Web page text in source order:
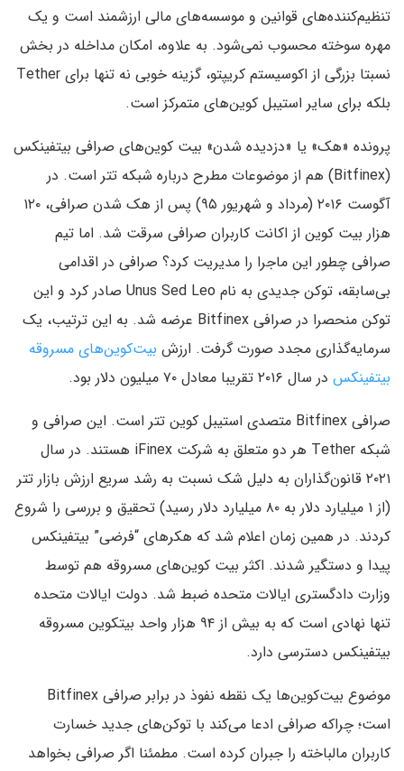
تنظیم‌کننده‌های قوانین و موسسه‌های مالی ارزشمند است و یک
مهره سوخته محسوب نمی‌شود. به علاوه، امکان مداخله در بخش
نسبتا بزرگی از اکوسیستم کریپتو، گزینه خوبی نه تنها برای Tether
بلکه برای سایر استیبل کوین‌های متمرکز است.
پرونده «هک» یا «دزدیده شدن» بیت کوین‌های صرافی بیتفینکس
(Bitfinex) هم از موضوعات مطرح درباره شبکه تتر است. در
آگوست ۲۰۱۶ (مرداد و شهریور ۹۵) پس از هک شدن صرافی، ۱۲۰
هزار بیت کوین از اکانت کاربران صرافی سرقت شد. اما تیم
صرافی چطور این ماجرا را مدیریت کرد؟ صرافی در اقدامی
بی‌سابقه، توکن جدیدی به نام Unus Sed Leo صادر کرد و این
توکن منحصرا در صرافی Bitfinex عرضه شد. به این ترتیب، یک
سرمایه‌گذاری مجدد صورت گرفت. ارزش بیت‌کوین‌های مسروقه
بیتفینکس در سال ۲۰۱۶ تقریبا معادل ۷۰ میلیون دلار بود.
صرافی Bitfinex متصدی استیبل کوین تتر است. این صرافی و
شبکه Tether هر دو متعلق به شرکت iFinex هستند. در سال
۲۰۲۱ قانون‌گذاران به دلیل شک نسبت به رشد سریع ارزش بازار تتر
(از ۱ میلیارد دلار به ۸۰ میلیارد دلار رسید) تحقیق و بررسی را شروع
کردند. در همین زمان اعلام شد که هکرهای “فرضی” بیتفینکس
پیدا و دستگیر شدند. اکثر بیت کوین‌های مسروقه هم توسط
وزارت دادگستری ایالات متحده ضبط شد. دولت ایالات متحده
تنها نهادی است که به بیش از ۹۴ هزار واحد بیتکوین مسروقه
بیتفینکس دسترسی دارد.
موضوع بیت‌کوین‌ها یک نقطه نفوذ در برابر صرافی Bitfinex
است؛ چراکه صرافی ادعا می‌کند با توکن‌های جدید خسارت
کاربران مالباخته را جبران کرده است. مطمئنا اگر صرافی بخواهد